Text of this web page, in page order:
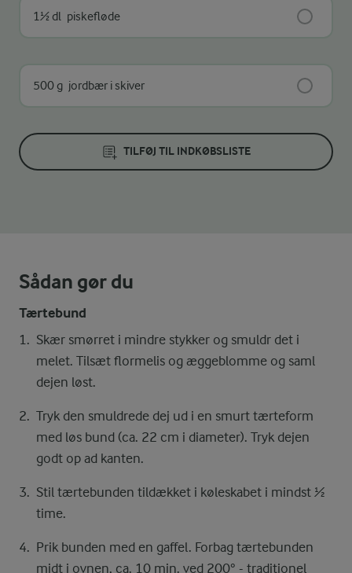
1½ dl piskefløde
500 g jordbær i skiver
TILFØJ TIL INDKØBSLISTE
Sådan gør du
Tærtebund
Skær smørret i mindre stykker og smuldr det i
melet. Tilsæt flormelis og æggeblomme og saml
dejen løst.
Tryk den smuldrede dej ud i en smurt tærteform
med løs bund (ca. 22 cm i diameter). Tryk dejen
godt op ad kanten.
Stil tærtebunden tildækket i køleskabet i mindst ½
time.
Prik bunden med en gaffel. Forbag tærtebunden
midt i ovnen, ca. 10 min. ved 200° - traditionel